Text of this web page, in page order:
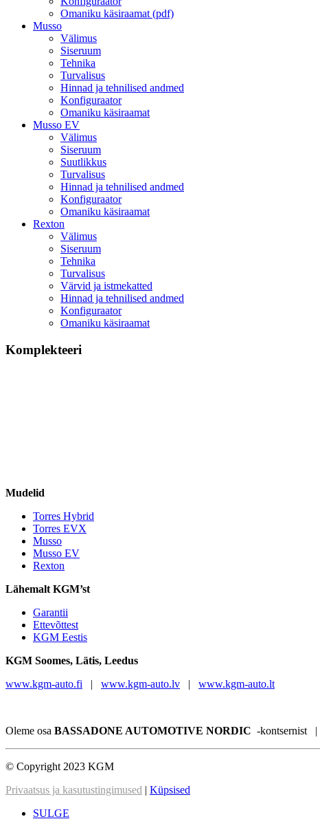
Omaniku käsiraamat (pdf)
Musso
Välimus
Siseruum
Tehnika
Turvalisus
Hinnad ja tehnilised andmed
Konfiguraator
Omaniku käsiraamat
Musso EV
Välimus
Siseruum
Suutlikkus
Turvalisus
Hinnad ja tehnilised andmed
Konfiguraator
Omaniku käsiraamat
Rexton
Välimus
Siseruum
Tehnika
Turvalisus
Värvid ja istmekatted
Hinnad ja tehnilised andmed
Konfiguraator
Omaniku käsiraamat
Komplekteeri
Mudelid
Torres Hybrid
Torres EVX
Musso
Musso EV
Rexton
Lähemalt KGM’st
Garantii
Ettevõttest
KGM Eestis
KGM Soomes, Lätis, Leedus
www.kgm-auto.fi | www.kgm-auto.lv | www.kgm-auto.lt
Oleme osa BASSADONE AUTOMOTIVE NORDIC -kontsernist |
© Copyright 2023 KGM
Privaatsus ja kasutustingimused | Küpsised
SULGE